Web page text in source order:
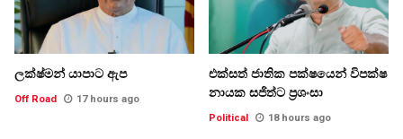
ලක්ෂ්මන් යාපාට ඇප
Off Road 17 hours ago
එක්සත් ජාතික පක්ෂයෙන් විපක්ෂ
නායක සජිත්ට ප්‍රශංසා
Political 18 hours ago